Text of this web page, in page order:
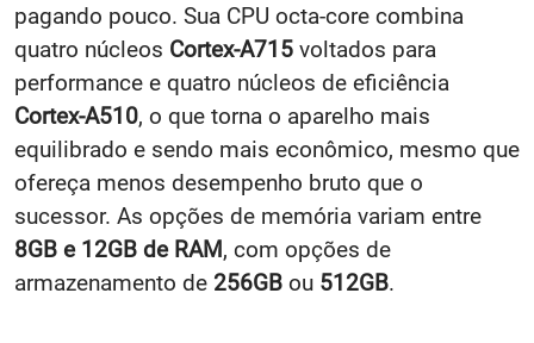
pagando pouco. Sua CPU octa-core combina
quatro núcleos Cortex-A715 voltados para
performance e quatro núcleos de eficiência
Cortex-A510, o que torna o aparelho mais
equilibrado e sendo mais econômico, mesmo que
ofereça menos desempenho bruto que o
sucessor. As opções de memória variam entre
8GB e 12GB de RAM, com opções de
armazenamento de 256GB ou 512GB.